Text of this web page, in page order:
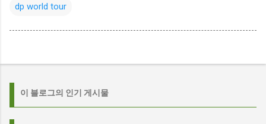
dp world tour
이 블로그의 인기 게시물